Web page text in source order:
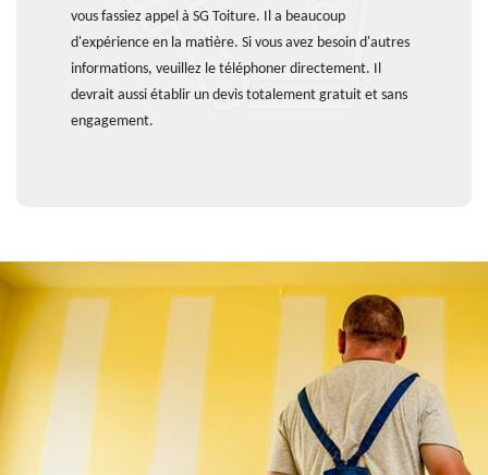
vous fassiez appel à SG Toiture. Il a beaucoup
d'expérience en la matière. Si vous avez besoin d'autres
informations, veuillez le téléphoner directement. Il
devrait aussi établir un devis totalement gratuit et sans
engagement.